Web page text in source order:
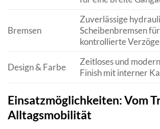
Bremsen
Zuverlässige
Scheibenbremsen
kontrollierte
Design & Farbe
Zeitloses und
Finish mit interner
Einsatzmöglichkeiten: Vom
Alltagsmobilität